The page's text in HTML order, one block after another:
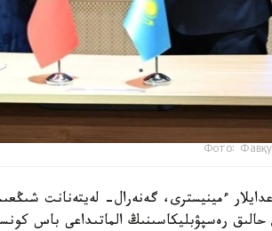
Фото:
ءمينيسترى، گەنەرال- لەيتەنانت
حالىق رەسپۋبليكاسىنىڭ الماتىداعى باس